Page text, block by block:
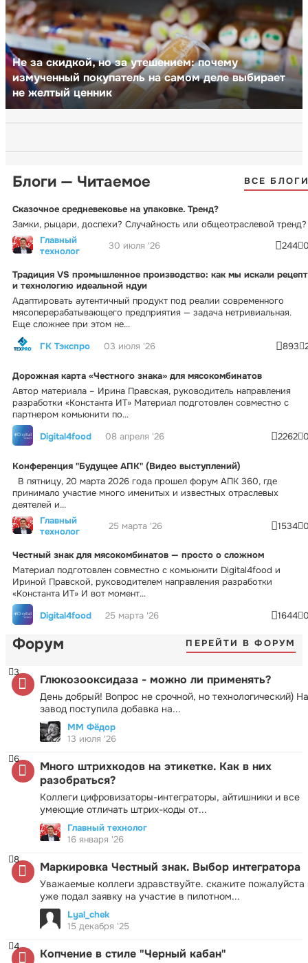
Не за скидкой, но за утешением: почему
измученный покупатель на самом деле выбирает
не желтый ценник
Блоги — Читаемое ВСЕ
Сказочное средневековье на упаковке. Тренд?
Замки, рыцари, доспехи? Случайность или общеотраслевой тренд?
Главный
технолог
30 июля '26 244
Традиция VS промышленное производство: как мы искали рецепт
и технологию идеальной ндуи
Адаптировать аутентичный продукт под реалии современного
мясоперерабатывающего предприятия — задача нетривиальная.
Еще сложнее при этом не...
ГК Тэкспро
03 июля '26 893
Дорожная карта «Честного знака» для мясокомбинатов
Автор материала – Ирина Правская, руководитель направления
разработки «Константа ИТ» Материал подготовлен совместно с
партнером комьюнити по...
Digital4food
08 апреля '26 2262
Конференция "Будущее АПК" (Видео выступлений)
В пятницу, 20 марта 2026 года прошел форум АПК 360, где
принимало участие много именитых и известных отраслевых
деятелей и...
Главный
технолог
25 марта '26 1534
Честный знак для мясокомбинатов — просто о сложном
Материал подготовлен совместно с комьюнити Digital4food и
Ириной Правской, руководителем направления разработки
«Константа ИТ» И вот момент...
Digital4food
25 марта '26 1644
Форум ПЕРЕЙТИ В ФОРУМ
Глюкозооксидаза - можно ли применять?
День добрый! Вопрос не срочной, но технологический) На
завод поступила добавка на...
3
ММ Фёдор
13 июля '26
Много штрихкодов на этикетке. Как в них
разобраться?
Коллеги цифровизаторы-интеграторы, айтишники и все
умеющие отличать штрих-коды от...
6
Главный технолог
16 января '26
Маркировка Честный знак. Выбор интегратора
Уважаемые коллеги здравствуйте. скажите пожалуйста
уже подал заявку на участие в пилотном...
8
Lyal_chek
15 декабря '25
Копчение в стиле "Черный кабан"
4